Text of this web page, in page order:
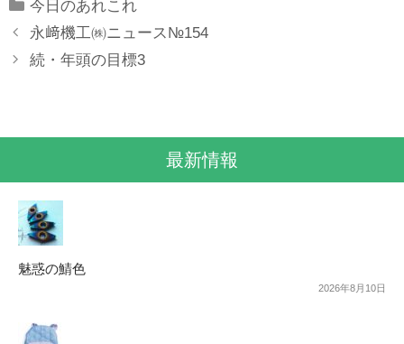
今日のあれこれ
永﨑機工㈱ニュース№154
続・年頭の目標3
最新情報
魅惑の鯖色
2026年8月10日